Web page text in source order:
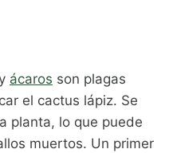
ácaros son plagas
el cactus lápiz. Se
planta, lo que puede
muertos. Un primer